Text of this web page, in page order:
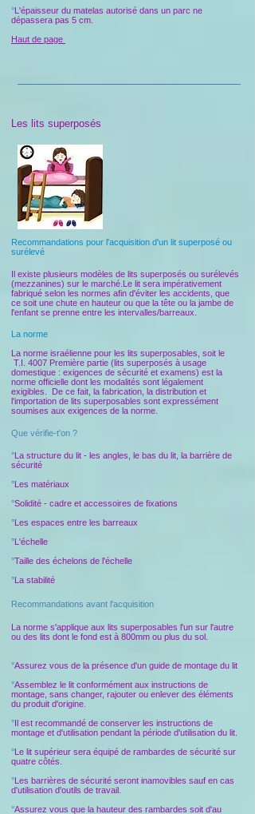
°L'épaisseur du matelas autorisé dans un parc ne ​​
dépassera pas 5 cm.
Haut de page
Les lits superposés
Recommandations pour l'acquisition d'un lit superposé ou
surélevé
Il existe plusieurs modèles de lits superposés ou surélevés
(mezzanines) sur le marché.Le lit sera impérativement
fabriqué selon les normes afin d'éviter les accidents, que
ce soit une chute en hauteur ou que la tête ou la jambe de
l'enfant se prenne entre les intervalles/barreaux.
La norme
La norme israélienne pour les lits superposables, soit le
T.I. 4007 Première partie (lits superposés à usage
domestique : exigences de sécurité et examens) est la
norme officielle dont les modalités sont légalement
exigibles. De ce fait, la fabrication, la distribution et
l'importation de lits superposables sont expressément
soumises aux exigences de la norme.
Que vérifie-t'on ?
°La structure du lit - les angles, le bas du lit, la barrière de
sécurité
°Les matériaux
°Solidité - cadre et accessoires de fixations
°Les espaces entre les barreaux
°L'échelle
°Taille des échelons de l'échelle
°La stabilité
Recommandations avant l'acquisition
La norme s'applique aux lits superposables l'un sur l'autre
ou des lits dont le fond est à 800mm ou plus du sol.
°Assurez vous de la présence d'un guide de montage du lit
°Assemblez le lit conformément aux instructions de
montage, sans changer, rajouter ou enlever des éléments
du produit d'origine.
°Il est recommandé de conserver les instructions de
montage et d'utilisation pendant la période d'utilisation du lit.
°Le lit supérieur sera équipé de rambardes de sécurité sur
quatre côtés.
°Les barrières de sécurité seront inamovibles sauf en cas
d'utilisation d'outils de travail.
°Assurez vous que la hauteur des rambardes soit d'au